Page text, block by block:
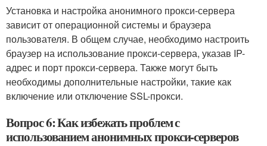
Установка и настройка анонимного прокси-сервера
зависит от операционной системы и браузера
пользователя. В общем случае, необходимо настроить
браузер на использование прокси-сервера, указав IP-
адрес и порт прокси-сервера. Также могут быть
необходимы дополнительные настройки, такие как
включение или отключение SSL-прокси.
Вопрос 6: Как избежать проблем с
использованием анонимных прокси-серверов